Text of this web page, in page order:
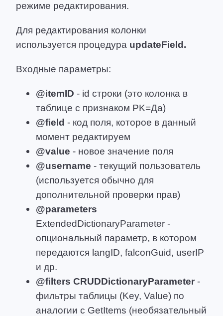
режиме редактирования.
Для редактирования колонки
используется процедура updateField.
Входные параметры:
@itemID - id строки (это колонка в
таблице с признаком PK=Да)
@field - код поля, которое в данный
момент редактируем
@value - новое значение поля
@username - текущий пользователь
(используется обычно для
дополнительной проверки прав)
@parameters
ExtendedDictionaryParameter -
опциональный параметр, в котором
передаются langID, falconGuid, userIP
и др.
@filters CRUDDictionaryParameter -
фильтры таблицы (Key, Value) по
аналогии с GetItems (необязательный